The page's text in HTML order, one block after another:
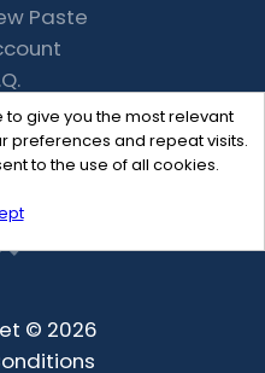
give you the most relevant
preferences and repeat visits.
to the use of all cookies.
Paste
© 2026